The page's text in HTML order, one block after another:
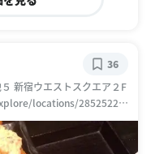
新宿ウエストスクエア２F
locations/28525222
36